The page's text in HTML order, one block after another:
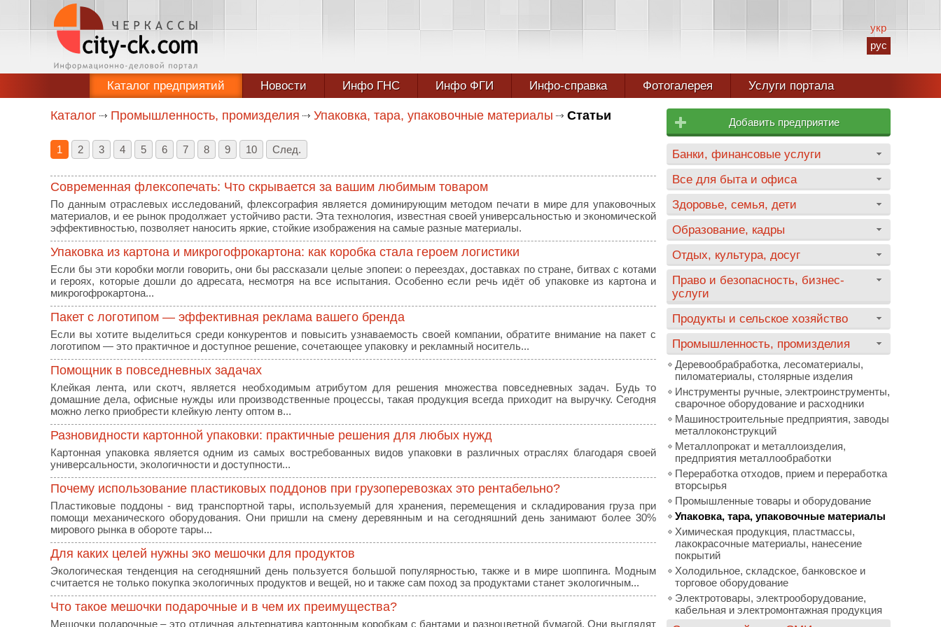
укр
рус
Каталог предприятий Новости Инфо ГНС Инфо ФГИ Инфо-справка Фотогалерея Услуги портала
Каталог Промышленность, промизделия Упаковка, тара, упаковочные материалы Статьи
1 2 3 4 5 6 7 8 9 10 След.
Современная флексопечать: Что скрывается за вашим любимым товаром
По данным отраслевых исследований, флексография является доминирующим методом печати в мире для упаковочных
материалов, и ее рынок продолжает устойчиво расти. Эта технология, известная своей универсальностью и экономической
эффективностью, позволяет наносить яркие, стойкие изображения на самые разные материалы.
Упаковка из картона и микрогофрокартона: как коробка стала героем логистики
Если бы эти коробки могли говорить, они бы рассказали целые эпопеи: о переездах, доставках по стране, битвах с котами
и героях, которые дошли до адресата, несмотря на все испытания. Особенно если речь идёт об упаковке из картона и
микрогофрокартона...
Пакет с логотипом — эффективная реклама вашего бренда
Если вы хотите выделиться среди конкурентов и повысить узнаваемость своей компании, обратите внимание на пакет с
логотипом — это практичное и доступное решение, сочетающее упаковку и рекламный носитель...
Помощник в повседневных задачах
Клейкая лента, или скотч, является необходимым атрибутом для решения множества повседневных задач. Будь то
домашние дела, офисные нужды или производственные процессы, такая продукция всегда приходит на выручку. Сегодня
можно легко приобрести клейкую ленту оптом в...
Разновидности картонной упаковки: практичные решения для любых нужд
Картонная упаковка является одним из самых востребованных видов упаковки в различных отраслях благодаря своей
универсальности, экологичности и доступности...
Почему использование пластиковых поддонов при грузоперевозках это рентабельно?
Пластиковые поддоны - вид транспортной тары, используемый для хранения, перемещения и складирования груза при
помощи механического оборудования. Они пришли на смену деревянным и на сегодняшний день занимают более 30%
мирового рынка в обороте тары...
Для каких целей нужны эко мешочки для продуктов
Экологическая тенденция на сегодняшний день пользуется большой популярностью, также и в мире шоппинга. Модным
считается не только покупка экологичных продуктов и вещей, но и также сам поход за продуктами станет экологичным...
Что такое мешочки подарочные и в чем их преимущества?
Мешочки подарочные – это отличная альтернатива картонным коробкам с бантами и разноцветной бумагой. Они выглядят
Добавить предприятие
Банки, финансовые услуги
Все для быта и офиса
Здоровье, семья, дети
Образование, кадры
Отдых, культура, досуг
Право и безопасность, бизнес-
услуги
Продукты и сельское хозяйство
Промышленность, промизделия
Деревообрабработка, лесоматериалы,
пиломатериалы, столярные изделия
Инструменты ручные, электроинструменты,
сварочное оборудование и расходники
Машиностроительные предприятия, заводы
металлоконструкций
Металлопрокат и металлоизделия,
предприятия металлообработки
Переработка отходов, прием и переработка
вторсырья
Промышленные товары и оборудование
Упаковка, тара, упаковочные материалы
Химическая продукция, пластмассы,
лакокрасочные материалы, нанесение
покрытий
Холодильное, складское, банковское и
торговое оборудование
Электротовары, электрооборудование,
кабельная и электромонтажная продукция